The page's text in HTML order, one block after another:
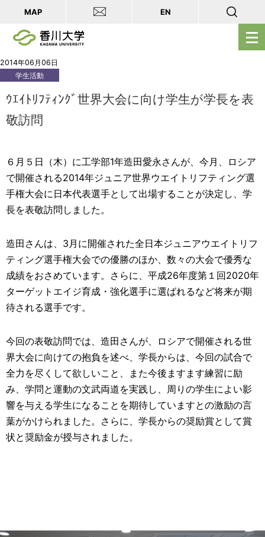
メ
ニ
を
MAP EN
2014年06月06日
学生活動
ｳｴｲﾄﾘﾌﾃｨﾝｸﾞ世界大会に向け学生が学長を表
敬訪問
６月５日（木）に工学部1年造田愛永さんが、今月、ロシア
で開催される2014年ジュニア世界ウエイトリフティング選
手権大会に日本代表選手として出場することが決定し、学
長を表敬訪問しました。
造田さんは、3月に開催された全日本ジュニアウエイトリフ
ティング選手権大会での優勝のほか、数々の大会で優秀な
成績をおさめています。さらに、平成26年度第１回2020年
ターゲットエイジ育成・強化選手に選ばれるなど将来が期
待される選手です。
今回の表敬訪問では、造田さんが、ロシアで開催される世
界大会に向けての抱負を述べ、学長からは、今回の試合で
全力を尽くして欲しいこと、また今後ますます練習に励
み、学問と運動の文武両道を実践し、周りの学生によい影
響を与える学生になることを期待していますとの激励の言
葉がかけられました。さらに、学長からの奨励賞として賞
状と奨励金が授与されました。